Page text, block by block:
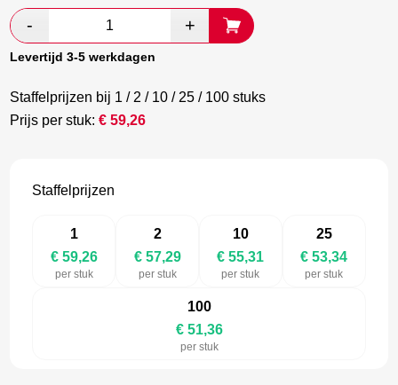
was:
€ 98,77.
€ 57,29.
Levertijd 3-5 werkdagen
Staffelprijzen bij 1 / 2 / 10 / 25 / 100 stuks
Prijs per stuk:€59,26
Staffelprijzen
1
€ 59,26
per stuk
2
€ 57,29
per stuk
10
€ 55,31
per stuk
25
€ 53,34
per stuk
100
€ 51,36
per stuk